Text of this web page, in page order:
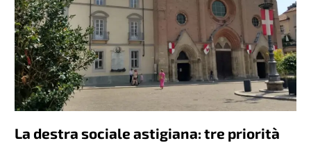
La destra sociale astigiana: tre priorità